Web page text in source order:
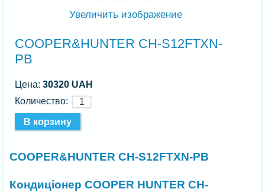
Увеличить изображение
COOPER&HUNTER CH-S12FTXN-
PB
Цена:30320 UAH
Количество:
COOPER&HUNTER CH-S12FTXN-PB
Кондиціонер COOPER HUNTER CH-